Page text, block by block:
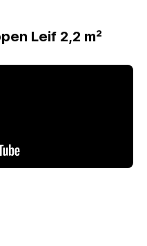
Leif 2,2 m²